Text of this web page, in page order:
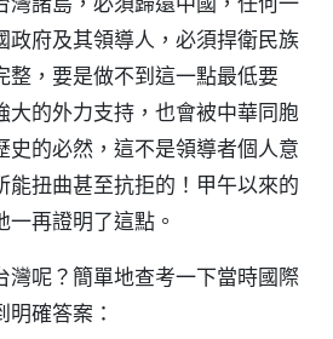
政府及其領導人，必須捍衛民族
整，要是做不到這一點最低要
大的外力支持，也會被中華同胞
史的必然，這不是領導者個人意
能扭曲甚至抗拒的！甲午以來的
再證明了這點。
灣呢？簡單地查考一下當時國際
確答案：